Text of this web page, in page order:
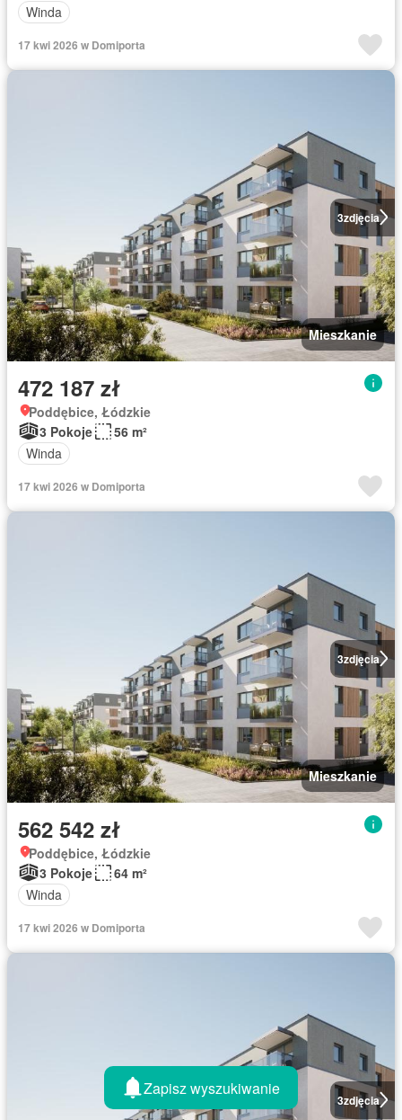
Winda
17 kwi 2026 w Domiporta
3zdjęcia
Mieszkanie
472 187 zł
Poddębice, Łódzkie
3 Pokoje
56 m²
Winda
17 kwi 2026 w Domiporta
3zdjęcia
Mieszkanie
562 542 zł
Poddębice, Łódzkie
3 Pokoje
64 m²
Winda
17 kwi 2026 w Domiporta
3zdjęcia
Zapisz wyszukiwanie